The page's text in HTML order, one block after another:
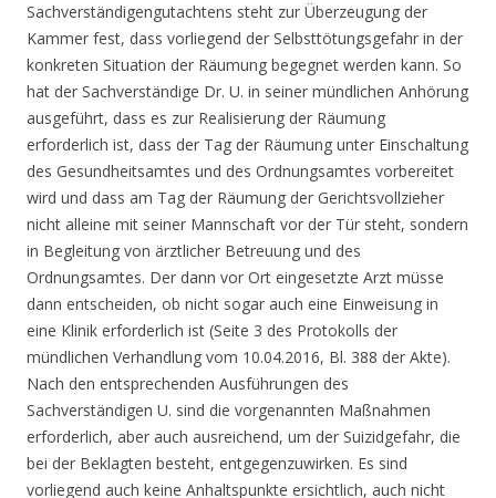
Sachverständigengutachtens steht zur Überzeugung der
Kammer fest, dass vorliegend der Selbsttötungsgefahr in der
konkreten Situation der Räumung begegnet werden kann. So
hat der Sachverständige Dr. U. in seiner mündlichen Anhörung
ausgeführt, dass es zur Realisierung der Räumung
erforderlich ist, dass der Tag der Räumung unter Einschaltung
des Gesundheitsamtes und des Ordnungsamtes vorbereitet
wird und dass am Tag der Räumung der Gerichtsvollzieher
nicht alleine mit seiner Mannschaft vor der Tür steht, sondern
in Begleitung von ärztlicher Betreuung und des
Ordnungsamtes. Der dann vor Ort eingesetzte Arzt müsse
dann entscheiden, ob nicht sogar auch eine Einweisung in
eine Klinik erforderlich ist (Seite 3 des Protokolls der
mündlichen Verhandlung vom 10.04.2016, Bl. 388 der Akte).
Nach den entsprechenden Ausführungen des
Sachverständigen U. sind die vorgenannten Maßnahmen
erforderlich, aber auch ausreichend, um der Suizidgefahr, die
bei der Beklagten besteht, entgegenzuwirken. Es sind
vorliegend auch keine Anhaltspunkte ersichtlich, auch nicht